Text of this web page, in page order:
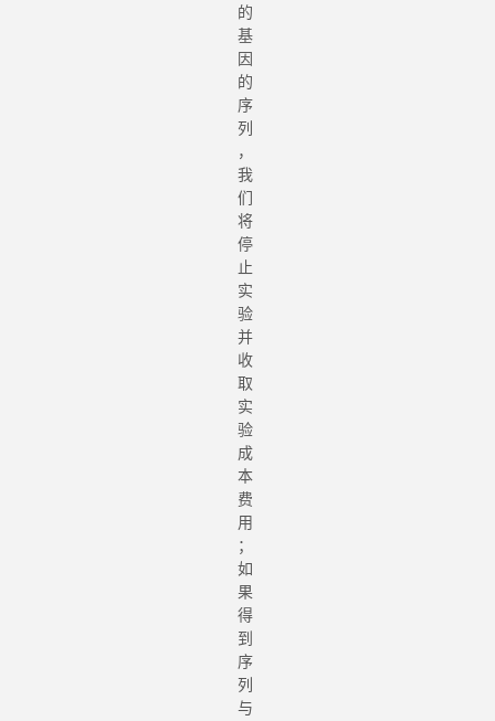
的
基
因
的
序
列
，
我
们
将
停
止
实
验
并
收
取
实
验
成
本
费
用
；
如
果
得
到
序
列
与